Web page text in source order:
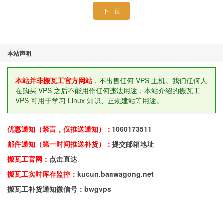
下一页
本站声明
本站并非搬瓦工官方网站，不出售任何 VPS 主机。我们任何人
在购买 VPS 之后不能用作任何违法用途，本站介绍的搬瓦工
VPS 可用于学习 Linux 知识、正规建站等用途。
优惠通知（禁言，仅推送通知）： 1060173511
邮件通知（第一时间推送补货）： 提交邮箱地址
搬瓦工官网： 点击直达
搬瓦工实时库存监控： kucun.banwagong.net
搬瓦工补货通知微信号：bwgvps